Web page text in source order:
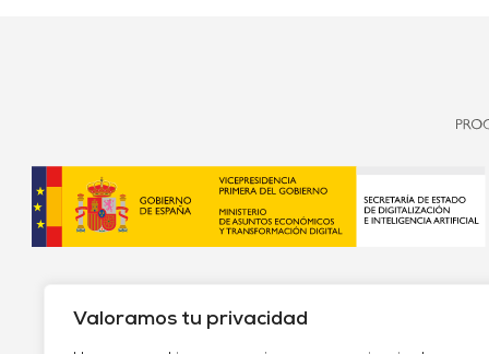
Valoramos tu privacidad